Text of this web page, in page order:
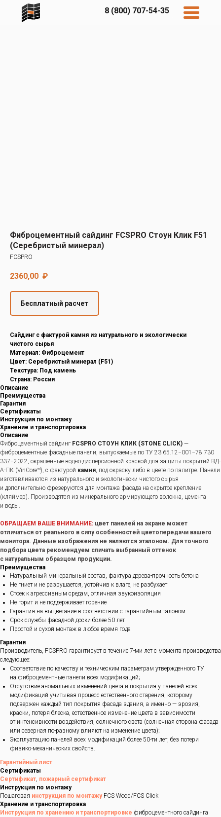
8 (800) 707-54-35
Cedral
Фиброцементный сайдинг FCSPRO Стоун Клик F51
(Серебристый минерал)
FCSPRO
2360,00 ₽
Бесплатный расчет
Cайдинг с фактурой камня из натурального и экологически
чистого сырья
Материал: Фиброцемент
Цвет: Серебристый минерал (F51)
Текстура: Под камень
Страна: Россия
Описание
Преимущества
Гарантия
Сертификаты
Инструкция по монтажу
Хранение и транспортировка
Описание
Фиброцементный сайдинг FCSPRO СТОУН КЛИК (STONE CLICK) —
фиброцементные фасадные панели, выпускаемые по ТУ 23.65.12−001−78 730
337−2022, окрашенные водно-дисперсионной краской для защиты покрытий ВД-
А-ПК (VinCore™), с фактурой камня, под окраску либо в цвете по палитре. Панели
изготавливаются из натурального и экологически чистого сырья
и дополнительно фрезеруются для монтажа фасада на скрытое крепление
(кляймер). Производятся из минерального армирующего волокна, цемента
и воды.
ОБРАЩАЕМ ВАШЕ ВНИМАНИЕ: цвет панелей на экране может
отличаться от реального в силу особенностей цветопередачи вашего
монитора. Данные изображения не являются эталоном. Для точного
подбора цвета рекомендуем сличать выбранный оттенок
с натуральным образцом продукции.
Преимущества
Натуральный минеральный состав, фактура дерева-прочность бетона
Не гниет и не разрушается, устойчив к влаге, не разбухает
Стоек к агрессивным средам, отличная звукоизоляция
Не горит и не поддерживает горение
Гарантия на выцветание в соответствии с гарантийным талоном
Срок службы фасадной доски более 50 лет
Простой и сухой монтаж в любое время года
Гарантия
Производитель, FCSPRO гарантирует в течение 7-ми лет с момента производства
следующее:
Соответствие по качеству и техническим параметрам утвержденного ТУ
на фиброцементные панели всех модификаций;
Отсутствие аномальных изменений цвета и покрытия у панелей всех
модификаций учитывая процесс естественного старения, которому
подвержен каждый тип покрытия фасада здания, а именно — эрозия,
краски, потеря блеска, естественное изменение цвета в зависимости
от интенсивности воздействия, солнечного света (солнечная сторона фасада
или северная по-разному влияют на изменение цвета);
Эксплуатацию панелей всех модификаций более 50-ти лет, без потери
физико-механических свойств.
Гарантийный лист
Сертификаты
Сертификат, пожарный сертификат
Инструкция по монтажу
Пошаговая инструкция по монтажуFCS Wood/FCS Click
Хранение и транспортировка
Инструкция по хранению и транспортировке фиброцементного сайдинга